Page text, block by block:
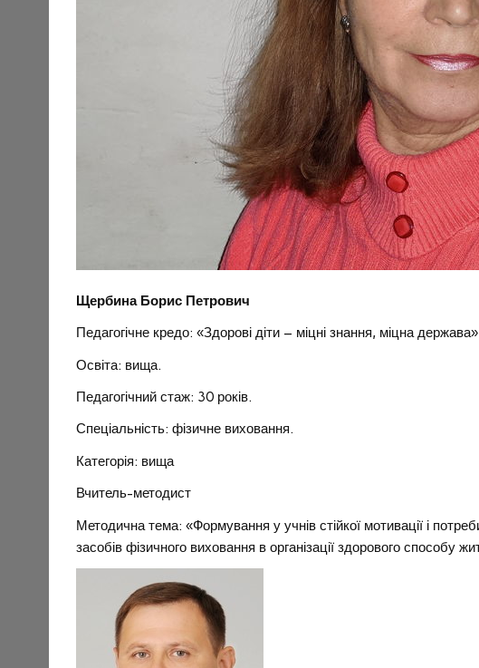
Щербина Борис Петрович
Педагогічне кредо: «Здорові діти – міцні знання, міцна
Освіта: вища.
Педагогічний стаж: 30 років.
Спеціальність: фізичне виховання.
Категорія: вища
Вчитель-методист
Методична тема: «Формування у учнів стійкої мотивації і
засобів фізичного виховання в організації здорового способу